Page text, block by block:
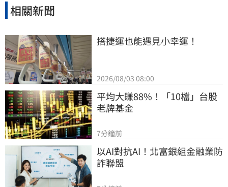
相關新聞
搭捷運也能遇見小幸運！
2026/08/03 08:00
平均大賺88%！「10檔」台股
老牌基金
7分鐘前
以AI對抗AI！北富銀組金融業防
詐聯盟